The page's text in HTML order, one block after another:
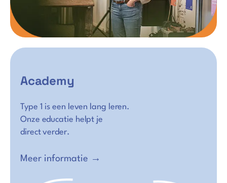
Academy
Type 1 is een leven lang leren.
Onze educatie helpt je
direct verder.
Meer informatie →